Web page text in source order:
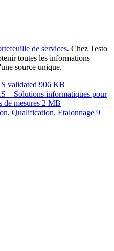
de services. Chez Testo
toutes les informations
source unique.
validated 906 KB
– Solutions informatiques pour
de mesures 2 MB
Qualification, Etalonnage 9